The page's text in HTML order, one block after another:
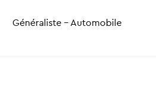
Généraliste - Automobile